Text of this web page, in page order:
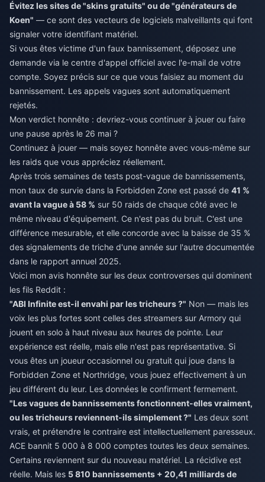
Évitez les sites de "skins gratuits" ou de "générateurs de
Koen" — ce sont des vecteurs de logiciels malveillants qui font
signaler votre identifiant matériel.
Si vous êtes victime d'un faux bannissement, déposez une
demande via le centre d'appel officiel avec l'e-mail de votre
compte. Soyez précis sur ce que vous faisiez au moment du
bannissement. Les appels vagues sont automatiquement
rejetés.
Mon verdict honnête : devriez-vous continuer à jouer ou faire
une pause après le 26 mai ?
Continuez à jouer — mais soyez honnête avec vous-même sur
les raids que vous appréciez réellement.
Après trois semaines de tests post-vague de bannissements,
mon taux de survie dans la Forbidden Zone est passé de 41 %
avant la vague à 58 % sur 50 raids de chaque côté avec le
même niveau d'équipement. Ce n'est pas du bruit. C'est une
différence mesurable, et elle concorde avec la baisse de 35 %
des signalements de triche d'une année sur l'autre documentée
dans le rapport annuel 2025.
Voici mon avis honnête sur les deux controverses qui dominent
les fils Reddit :
"ABI Infinite est-il envahi par les tricheurs ?" Non — mais les
voix les plus fortes sont celles des streamers sur Armory qui
jouent en solo à haut niveau aux heures de pointe. Leur
expérience est réelle, mais elle n'est pas représentative. Si
vous êtes un joueur occasionnel ou gratuit qui joue dans la
Forbidden Zone et Northridge, vous jouez effectivement à un
jeu différent du leur. Les données le confirment fermement.
"Les vagues de bannissements fonctionnent-elles vraiment,
ou les tricheurs reviennent-ils simplement ?" Les deux sont
vrais, et prétendre le contraire est intellectuellement paresseux.
ACE bannit 5 000 à 8 000 comptes toutes les deux semaines.
Certains reviennent sur du nouveau matériel. La récidive est
réelle. Mais les 5 810 bannissements + 20,41 milliards de